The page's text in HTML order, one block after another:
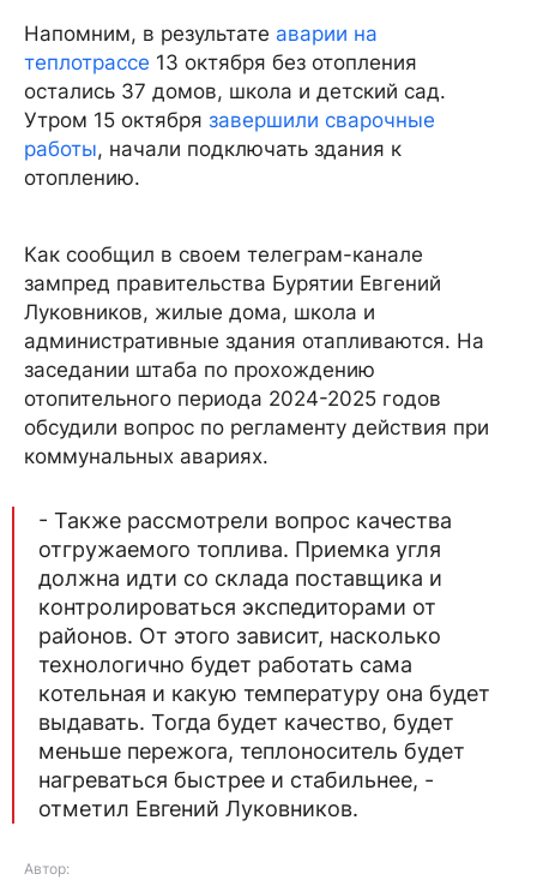
Напомним, в результате аварии на
теплотрассе 13 октября без отопления
остались 37 домов, школа и детский сад.
Утром 15 октября завершили сварочные
работы, начали подключать здания к
отоплению.
Как сообщил в своем телеграм-канале
зампред правительства Бурятии Евгений
Луковников, жилые дома, школа и
административные здания отапливаются. На
заседании штаба по прохождению
отопительного периода 2024-2025 годов
обсудили вопрос по регламенту действия при
коммунальных авариях.
- Также рассмотрели вопрос качества
отгружаемого топлива. Приемка угля
должна идти со склада поставщика и
контролироваться экспедиторами от
районов. От этого зависит, насколько
технологично будет работать сама
котельная и какую температуру она будет
выдавать. Тогда будет качество, будет
меньше пережога, теплоноситель будет
нагреваться быстрее и стабильнее, -
отметил Евгений Луковников.
Автор: